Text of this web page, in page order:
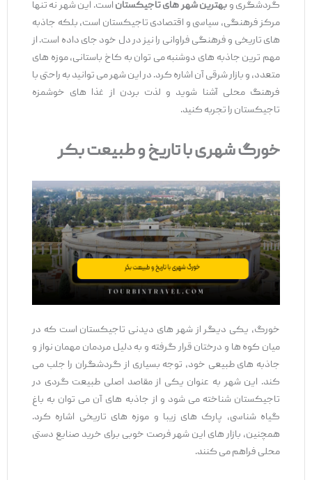
گردشگری و بهترین شهر های تاجیکستاناست. این شهر نه تنها
مرکز فرهنگی، سیاسی و اقتصادی تاجیکستان است، بلکه جاذبه
‌های تاریخی و فرهنگی فراوانی را نیز در دل خود جای داده است. از
مهم‌ ترین جاذبه‌ های دوشنبه می ‌توان به کاخ باستانی، موزه های
متعدد، و بازار شرقی آن اشاره کرد. در این شهر می ‌توانید به راحتی با
فرهنگ محلی آشنا شوید و لذت بردن از غذا های خوشمزه
تاجیکستان را تجربه کنید.
خورگ شهری با تاریخ و طبیعت بکر
خورگ، یکی دیگر از شهر های دیدنی تاجیکستان است که در
میان کوه‌ ها و درختان قرار گرفته و به دلیل مردمان مهمان ‌نواز و
جاذبه‌ های طبیعی خود، توجه بسیاری از گردشگران را جلب می
‌کند. این شهر به عنوان یکی از مقاصد اصلی طبیعت ‌گردی در
تاجیکستان شناخته می ‌شود و از جاذبه‌ های آن می‌ توان به باغ
گیاه شناسی، پارک ‌های زیبا و موزه‌ های تاریخی اشاره کرد.
همچنین، بازار های این شهر فرصت خوبی برای خرید صنایع ‌دستی
محلی فراهم می ‌کنند.